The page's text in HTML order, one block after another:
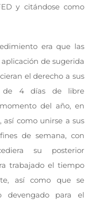
y citándose como
era que las
de sugerida
el derecho a sus
de 4 días de libre
del año, en
así como unirse a sus
de semana, con
su posterior
trabajado el tiempo
así como que se
devengado para el